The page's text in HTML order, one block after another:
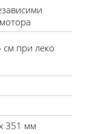
см при леко
351 мм